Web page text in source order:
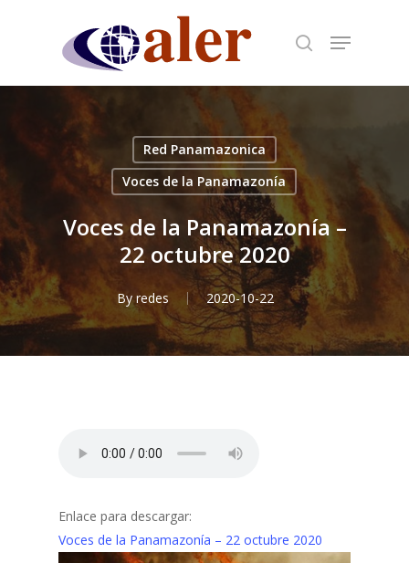
content
Red Panamazonica
Voces de la Panamazonía
Voces de la Panamazonía –
22 octubre 2020
By redes 2020-10-22
Enlace para descargar:
Voces de la Panamazonía – 22 octubre 2020